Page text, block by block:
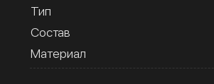
Тип
Состав
Материал